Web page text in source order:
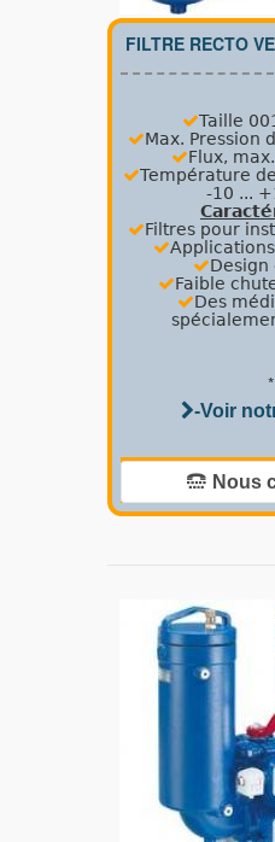
FILTRE RECTO
Taille
Max. Pression
Flux, max.
Température
-10 ...
Filtres pour
Design
Faible
Des
*
-Voir
Nous